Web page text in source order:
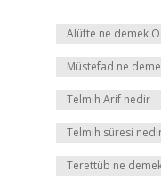
Alüfte ne demek
Müstefad ne
Telmih Arif nedir
Telmih süresi
Terettüb ne